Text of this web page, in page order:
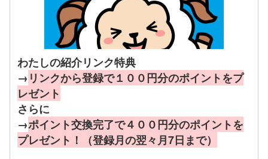
わたしの紹介リンク特典
→ リンクから登録で１００円分のポイントをプ
レゼント
さらに
→ポイント交換完了で４００円分のポイントを
プレゼント！（登録月の翌々月7日まで）